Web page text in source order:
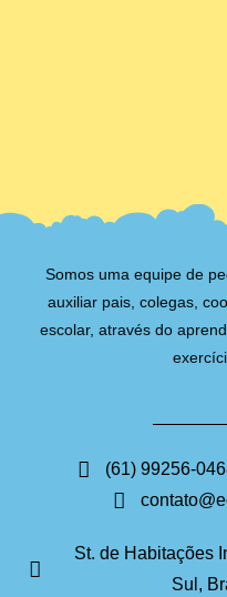
Somos uma equipe de
auxiliar pais, colegas,
escolar, através do
(61) 99256-
St. de Habitações
Sul,